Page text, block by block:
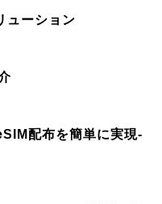
ューション
配布を簡単に実現-